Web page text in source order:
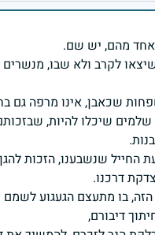
לקרב ולא שבו, מנשרים
שיכלו להיות,
החייל שנשבענו, הזכות
בו מתעצם הגעגוע לשמם